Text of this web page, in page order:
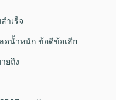
ำเร็จ
ดน้ำหนัก ข้อดีข้อเสีย
ยถึง